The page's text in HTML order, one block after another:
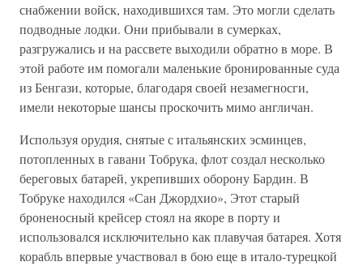
снабжении войск, находившихся там. Это могли сделать
подводные лодки. Они прибывали в сумерках,
разгружались и на рассвете выходили обратно в море. В
этой работе им помогали маленькие бронированные суда
из Бенгази, которые, благодаря своей незамегносги,
имели некоторые шансы проскочить мимо англичан.
Используя орудия, снятые с итальянских эсминцев,
потопленных в гавани Тобрука, флот создал несколько
береговых батарей, укрепивших оборону Бардин. В
Тобруке находился «Сан Джордхио», Этот старый
броненосный крейсер стоял на якоре в порту и
использовался исключительно как плавучая батарея. Хотя
корабль впервые участвовал в бою еще в итало-турецкой